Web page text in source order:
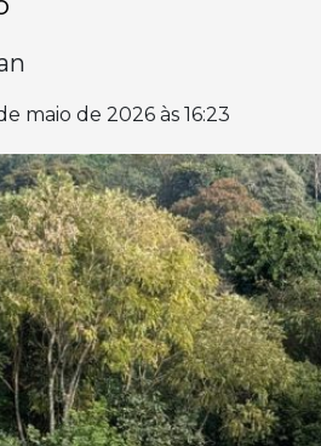
maio de 2026 às 16:23